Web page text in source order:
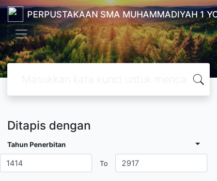
PERPUSTAKAAN SMA MUHAMMADIYAH 1
Ditapis dengan
Tahun Penerbitan
To